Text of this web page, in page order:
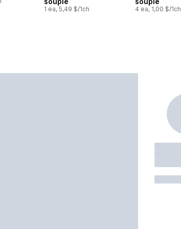
1 ea, 5,49 $/1ch 4 ea, 1,00 $/1ch